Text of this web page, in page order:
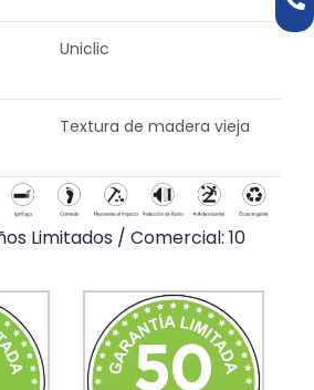
Uniclic
Textura de madera vieja
Limitados / Comercial: 10